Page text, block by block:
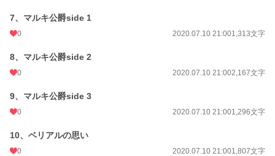
7、マルキ公爵side 1
0 2020.07.10 21:001,313文字
8、マルキ公爵side 2
0 2020.07.10 21:002,167文字
9、マルキ公爵side 3
0 2020.07.10 21:001,296文字
10、ベリアルの思い
0 2020.07.10 21:001,807文字